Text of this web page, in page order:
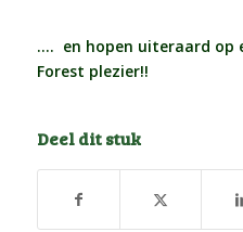
…. en hopen uiteraard op
Forest plezier!!
Deel dit stuk